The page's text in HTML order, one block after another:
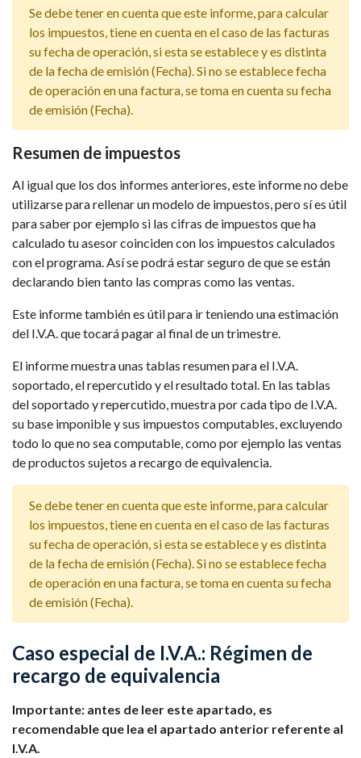
Se debe tener en cuenta que este informe, para calcular
los impuestos, tiene en cuenta en el caso de las facturas
su fecha de operación, si esta se establece y es distinta
de la fecha de emisión (Fecha). Si no se establece fecha
de operación en una factura, se toma en cuenta su fecha
de emisión (Fecha).
Resumen de impuestos
Al igual que los dos informes anteriores, este informe no debe
utilizarse para rellenar un modelo de impuestos, pero sí es útil
para saber por ejemplo si las cifras de impuestos que ha
calculado tu asesor coinciden con los impuestos calculados
con el programa. Así se podrá estar seguro de que se están
declarando bien tanto las compras como las ventas.
Este informe también es útil para ir teniendo una estimación
del I.V.A. que tocará pagar al final de un trimestre.
El informe muestra unas tablas resumen para el I.V.A.
soportado, el repercutido y el resultado total. En las tablas
del soportado y repercutido, muestra por cada tipo de I.V.A.
su base imponible y sus impuestos computables, excluyendo
todo lo que no sea computable, como por ejemplo las ventas
de productos sujetos a recargo de equivalencia.
Se debe tener en cuenta que este informe, para calcular
los impuestos, tiene en cuenta en el caso de las facturas
su fecha de operación, si esta se establece y es distinta
de la fecha de emisión (Fecha). Si no se establece fecha
de operación en una factura, se toma en cuenta su fecha
de emisión (Fecha).
Caso especial de I.V.A.: Régimen de
recargo de equivalencia
Importante: antes de leer este apartado, es
recomendable que lea el apartado anterior referente al
I.V.A.